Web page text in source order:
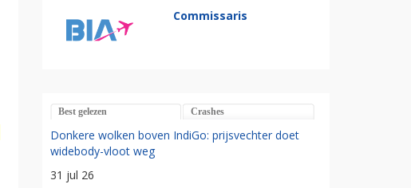
Commissaris
Best gelezen Crashes
Donkere wolken boven IndiGo: prijsvechter doet
widebody-vloot weg
31 jul 26